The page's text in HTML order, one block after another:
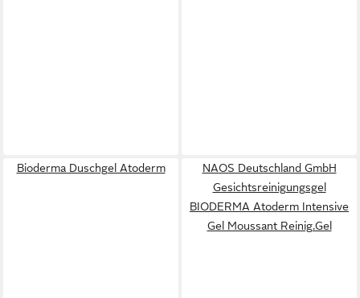
Bioderma Duschgel Atoderm
NAOS Deutschland GmbH
Gesichtsreinigungsgel
BIODERMA Atoderm Intensive
Gel Moussant Reinig.Gel